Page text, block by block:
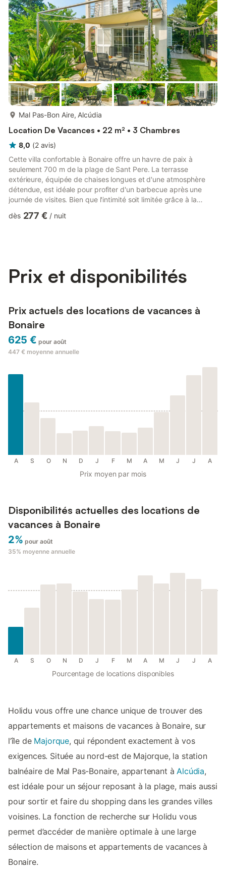
très paisible, avec une petite marina et q...
Mal Pas-Bon Aire, Alcúdia
Location De Vacances • 22 m² • 3 Chambres
8,0 (2 avis)
Cette villa confortable à Bonaire offre un havre de paix à
seulement 700 m de la plage de Sant Pere. La terrasse
extérieure, équipée de chaises longues et d'une atmosphère
détendue, est idéale pour profiter d'un barbecue après une
journée de visites. Bien que l'intimité soit limitée grâce à la
l'intérieur, la maison sur deux niveaux comprend un salon
dès 277 € / nuit
Prix et disponibilités
Prix actuels des locations de vacances à
Bonaire
625 € pour août
447 € moyenne annuelle
A S O N D J F M A M J J A
Prix moyen par mois
Disponibilités actuelles des locations de
vacances à Bonaire
2% pour août
35% moyenne annuelle
A S O N D J F M A M J J A
Pourcentage de locations disponibles
Holidu vous offre une chance unique de trouver des
appartements et maisons de vacances à Bonaire, sur
l’île de Majorque, qui répondent exactement à vos
exigences. Située au nord-est de Majorque, la station
balnéaire de Mal Pas-Bonaire, appartenant àAlcúdia,
est idéale pour un séjour reposant à la plage, mais aussi
pour sortir et faire du shopping dans les grandes villes
voisines. La fonction de recherche sur Holidu vous
permet d’accéder de manière optimale à une large
sélection de maisons et appartements de vacances à
Bonaire.